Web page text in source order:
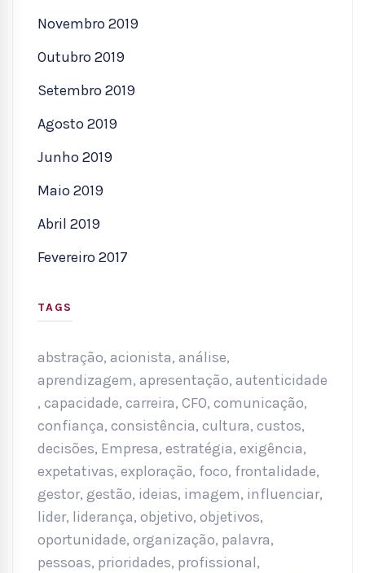
Novembro 2019
Outubro 2019
Setembro 2019
Agosto 2019
Junho 2019
Maio 2019
Abril 2019
Fevereiro 2017
TAGS
abstração, acionista, análise,
aprendizagem, apresentação, autenticidade
, capacidade, carreira, CFO, comunicação,
confiança, consistência, cultura, custos,
decisões, Empresa, estratégia, exigência,
expetativas, exploração, foco, frontalidade,
gestor, gestão, ideias, imagem, influenciar,
lider, liderança, objetivo, objetivos,
oportunidade, organização, palavra,
pessoas, prioridades, profissional,